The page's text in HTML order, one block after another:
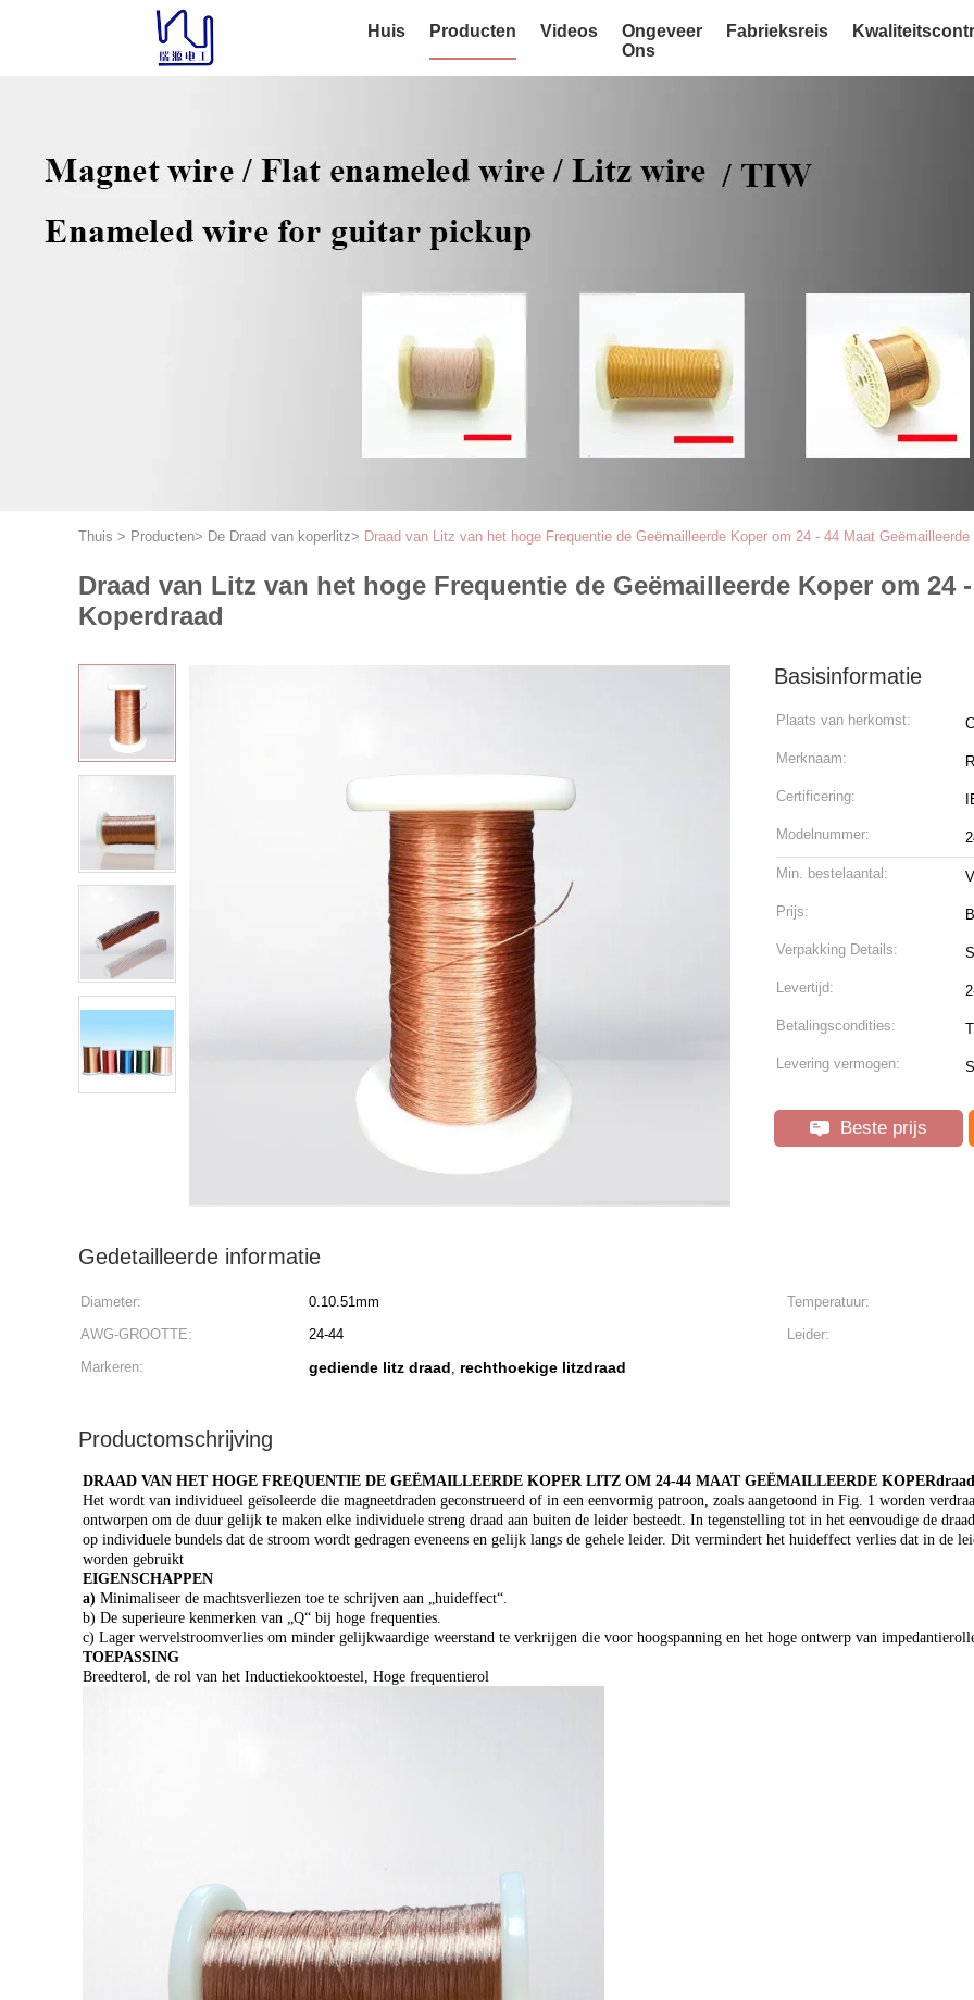
Huis Producten Videos
Ongeveer
Ons
Fabrieksreis
Thuis > Producten> De Draad van koperlitz> Draad van Litz van het hoge Frequentie de Geëmailleerde Koper om 24 - 44 Maat Geëmailleerde
Draad van Litz van het hoge Frequentie de Geëmailleerde Koper om 24
Koperdraad
Basisinformatie
Plaats van herkomst:
Merknaam:
Certificering:
Modelnummer:
Min. bestelaantal:
Prijs:
Verpakking Details:
Levertijd:
Betalingscondities:
Levering vermogen:
Beste prijs
Gedetailleerde informatie
Diameter: 0.10.51mm
Temperatuur:
AWG-GROOTTE:
24-44
Leider:
Markeren:
gediende litz draad, rechthoekige litzdraad
Productomschrijving
DRAAD VAN HET HOGE FREQUENTIE DE GEËMAILLEERDE KOPER LITZ OM 24-44 MAAT GEËMAILLEERDE KOPERdraad
Het wordt van individueel geïsoleerde die magneetdraden geconstrueerd of in een eenvormig patroon, zoals aangetoond in Fig. 1 worden
ontworpen om de duur gelijk te maken elke individuele streng draad aan buiten de leider besteedt. In tegenstelling tot in het eenvoudige de
op individuele bundels dat de stroom wordt gedragen eveneens en gelijk langs de gehele leider. Dit vermindert het huideffect verlies dat in de
worden gebruikt
EIGENSCHAPPEN
a) Minimaliseer de machtsverliezen toe te schrijven aan „huideffect“.
b) De superieure kenmerken van „Q“ bij hoge frequenties.
c) Lager wervelstroomverlies om minder gelijkwaardige weerstand te verkrijgen die voor hoogspanning en het hoge ontwerp van
TOEPASSING
Breedterol, de rol van het Inductiekooktoestel, Hoge frequentierol